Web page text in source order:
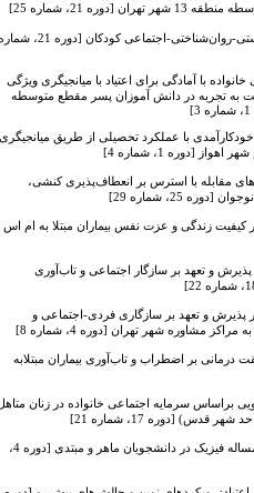
21، شماره 25]
فراوالدگری و سلامت زیستی-روان‌شناختی-اجتماعی کودکان [دوره 21، شماره
با آمادگی برای اعتیاد با میانجیگری ویژگی
تجربه در دانش آموزان پسر مقطع متوسطه
با عملکرد تحصیلی از طریق میانجیگری
1، شماره 4]
با استرس بر انعطاف‌پذیری کنشی،
شماره 29]
زندگی و عزت نفس بیماران مبتلا به ام اس
و تعهد بر سازگار اجتماعی و تاب‌آوری
و تعهد بر سازگاری فردی-اجتماعی و
شهر تهران [دوره 4، شماره 8]
بر اضطراب و تاب‌آوری بیماران مبتلابه
سرمایه اجتماعی خانواده در زنان متاهل
[دوره 17، شماره 21]
بررسی مدل تخصصی حل مساله فیزیک در دانشجویان ماهر و مبتدی [دوره 4،